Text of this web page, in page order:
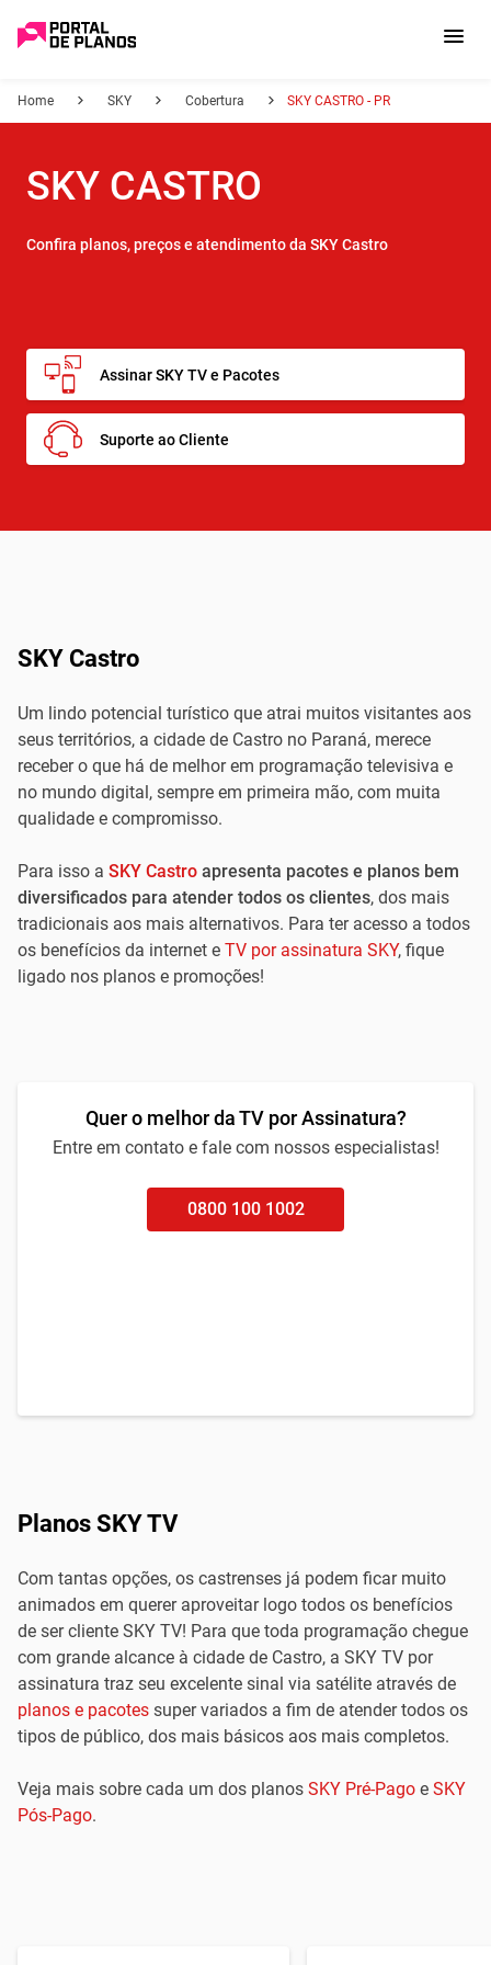
Home SKY Cobertura SKY CASTRO - PR
SKY CASTRO
Confira planos, preços e atendimento da SKY Castro
Assinar SKY TV e Pacotes
Suporte ao Cliente
SKY Castro
Um lindo potencial turístico que atrai muitos visitantes aos
seus territórios, a cidade de Castro no Paraná, merece
receber o que há de melhor em programação televisiva e
no mundo digital, sempre em primeira mão, com muita
qualidade e compromisso.
Para isso a SKY Castro apresenta pacotes e planos bem
diversificados para atender todos os clientes, dos mais
tradicionais aos mais alternativos. Para ter acesso a todos
os benefícios da internet e TV por assinatura SKY, fique
ligado nos planos e promoções!
Quer o melhor da TV por Assinatura?
Entre em contato e fale com nossos especialistas!
0800 100 1002
Planos SKY TV
Com tantas opções, os castrenses já podem ficar muito
animados em querer aproveitar logo todos os benefícios
de ser cliente SKY TV! Para que toda programação chegue
com grande alcance à cidade de Castro, a SKY TV por
assinatura traz seu excelente sinal via satélite através de
planos e pacotes super variados a fim de atender todos os
tipos de público, dos mais básicos aos mais completos.
Veja mais sobre cada um dos planos SKY Pré-Pago e SKY
Pós-Pago.